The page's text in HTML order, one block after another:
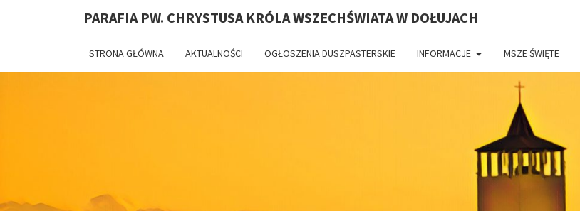
PARAFIA PW. CHRYSTUSA KRÓLA WSZECHŚWIATA W DOŁUJACH
STRONA GŁÓWNA AKTUALNOŚCI OGŁOSZENIA DUSZPASTERSKIE INFORMACJE MSZE ŚWIĘTE